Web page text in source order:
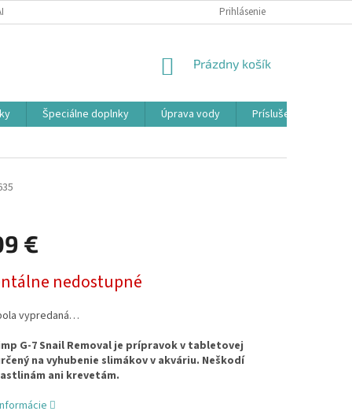
PODMIENKY OCHRANY OSOBNÝCH ÚDAJOVPrihlásenie
NÁKUPNÝ
Prázdny košík
Špeciálne doplnky Úprava vody Príslušenstvo
€
nedostupné
vypredaná…
G-7 Snail Removal je prípravok v tabletovej
na vyhubenie slimákov v akváriu. Neškodí
ani krevetám.